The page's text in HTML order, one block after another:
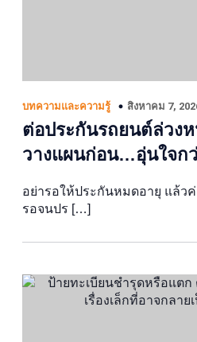
บทความและความรู้ สิงหาคม 7,
ต่อประกันรถยนต์ล่วง
วางแผนก่อน…อุ่นใจก
อย่ารอให้ประกันหมดอายุ แล้ว
รอจนปร […]